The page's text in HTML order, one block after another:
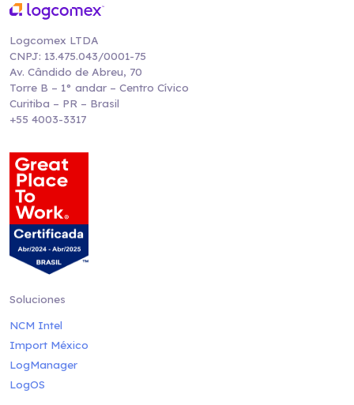
Logcomex LTDA
CNPJ: 13.475.043/0001-75
Av. Cândido de Abreu, 70
Torre B – 1° andar – Centro Cívico
Curitiba – PR – Brasil
+55 4003-3317
Soluciones
NCM Intel
Import México
LogManager
LogOS